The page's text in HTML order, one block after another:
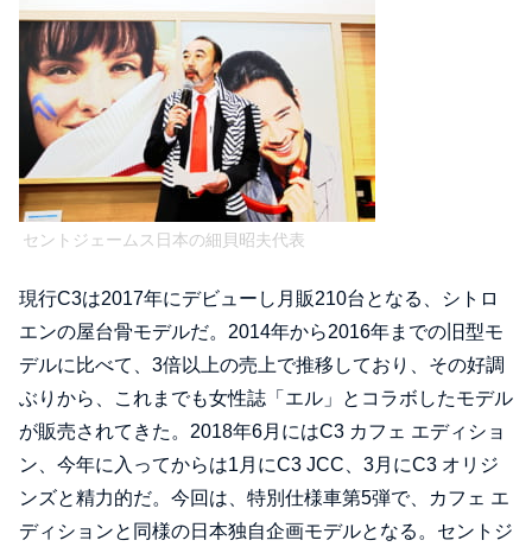
セントジェームス日本の細貝昭夫代表
現行C3は2017年にデビューし月販210台となる、シトロ
エンの屋台骨モデルだ。2014年から2016年までの旧型モ
デルに比べて、3倍以上の売上で推移しており、その好調
ぶりから、これまでも女性誌「エル」とコラボしたモデル
が販売されてきた。2018年6月にはC3 カフェ エディショ
ン、今年に入ってからは1月にC3 JCC、3月にC3 オリジ
ンズと精力的だ。今回は、特別仕様車第5弾で、カフェ エ
ディションと同様の日本独自企画モデルとなる。セントジ